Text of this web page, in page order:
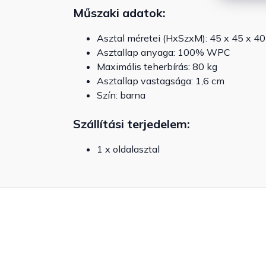
Műszaki adatok:
Asztal méretei (HxSzxM): 45 x 45 x
Asztallap anyaga: 100% WPC
Maximális teherbírás: 80 kg
Asztallap vastagsága: 1,6 cm
Szín: barna
Szállítási terjedelem:
1 x oldalasztal